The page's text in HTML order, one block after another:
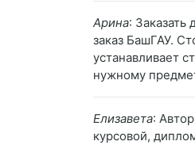
Арина:
заказ БашГАУ.
устанавливает
нужному
Елизавета:
курсовой,